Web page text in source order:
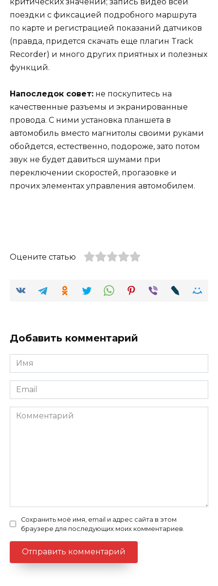
поездки с фиксацией подробного маршрута
по карте и регистрацией показаний датчиков
(правда, придется скачать еще плагин Track
Recorder) и много других приятных и полезных
функций.
Напоследок совет: не поскупитесь на
качественные разъемы и экранированные
провода. С ними установка планшета в
автомобиль вместо магнитолы своими руками
обойдется, естественно, подороже, зато потом
звук не будет давиться шумами при
переключении скоростей, прогазовке и
прочих элементах управления автомобилем.
Оцените статью
Добавить комментарий
Имя
Email
Комментарий
Сохранить моё имя, email и адрес сайта в этом
браузере для последующих моих комментариев.